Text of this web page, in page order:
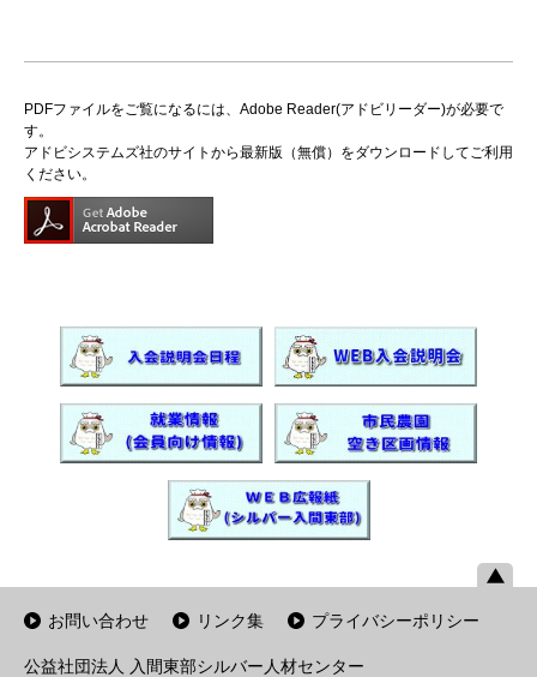
PDFファイルをご覧になるには、Adobe Reader(アドビリーダー)が必要で
す。
アドビシステムズ社のサイトから最新版（無償）をダウンロードしてご利用
ください。
お問い合わせ リンク集 プライバシーポリシー
公益社団法人 入間東部シルバー人材センター